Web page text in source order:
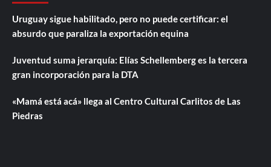
Uruguay sigue habilitado, pero no puede certificar: el
absurdo que paraliza la exportación equina
Juventud suma jerarquía: Elías Schellemberg es la tercera
gran incorporación para la DTA
«Mamá está acá» llega al Centro Cultural Carlitos de Las
Piedras